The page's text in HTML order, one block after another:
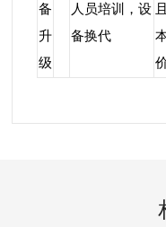
备
升
级
人员培训，设
备换代